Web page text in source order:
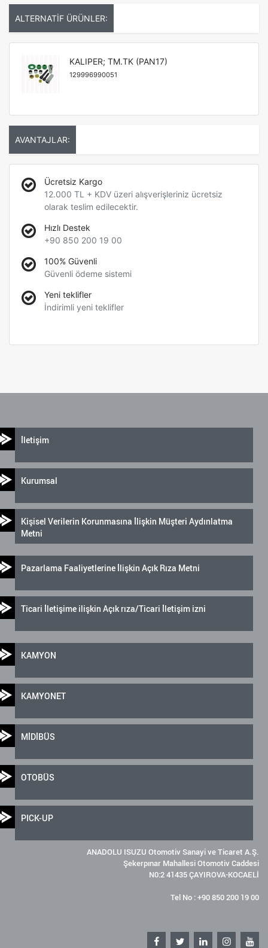
ALTERNATİF ÜRÜNLER:
KALIPER; TM.TK (PAN17)
129996990051
AVANTAJLAR:
Ücretsiz Kargo
12.000 TL + KDV üzeri alışverişleriniz ücretsiz
olarak teslim edilecektir.
Hızlı Destek
+90 850 200 19 00
100% Güvenli
Güvenli ödeme sistemi
Yeni teklifler
İndirimli yeni teklifler
İletişim
Kurumsal
Kişisel Verilerin Korunmasına İlişkin Müşteri Aydınlatma
Metni
Pazarlama Faaliyetlerine İlişkin Açık Rıza Metni
Ticari İletişime ilişkin Açık rıza/Ticari İletişim izni
KAMYON
KAMYONET
MİDİBÜS
OTOBÜS
PICK-UP
ANADOLU ISUZU Otomotiv Sanayi ve Ticaret A.Ş.
Şekerpınar Mahallesi Otomotiv Caddesi
N0:2 41435 ÇAYIROVA-KOCAELİ
Tel No : +90 850 200 19 00